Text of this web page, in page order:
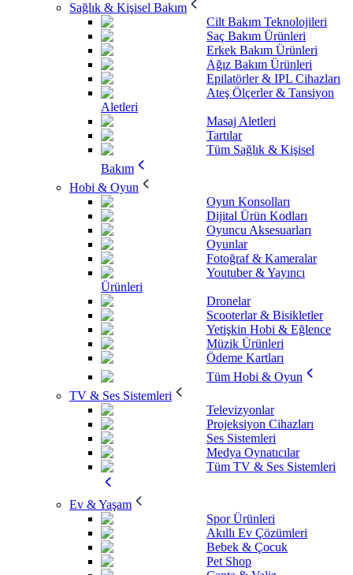
Sağlık & Kişisel Bakım
Cilt Bakım Teknolojileri
Saç Bakım Ürünleri
Erkek Bakım Ürünleri
Ağız Bakım Ürünleri
Epilatörler & IPL Cihazları
Ateş Ölçerler & Tansiyon
Aletleri
Masaj Aletleri
Tartılar
Tüm Sağlık & Kişisel
Bakım
Hobi & Oyun
Oyun Konsolları
Dijital Ürün Kodları
Oyuncu Aksesuarları
Oyunlar
Fotoğraf & Kameralar
Youtuber & Yayıncı
Ürünleri
Dronelar
Scooterlar & Bisikletler
Yetişkin Hobi & Eğlence
Müzik Ürünleri
Ödeme Kartları
Tüm Hobi & Oyun
TV & Ses Sistemleri
Televizyonlar
Projeksiyon Cihazları
Ses Sistemleri
Medya Oynatıcılar
Tüm TV & Ses Sistemleri
Ev & Yaşam
Spor Ürünleri
Akıllı Ev Çözümleri
Bebek & Çocuk
Pet Shop